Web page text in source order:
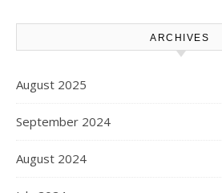
ARCHIVES
August 2025
September 2024
August 2024